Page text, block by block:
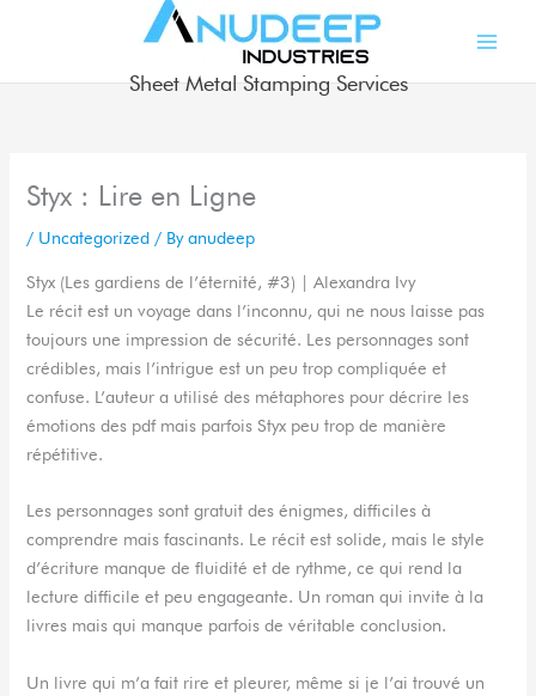
Sheet Metal Stamping Services
Styx : Lire en Ligne
/ Uncategorized / Byanudeep
Styx (Les gardiens de l’éternité, #3) | Alexandra Ivy
Le récit est un voyage dans l’inconnu, qui ne nous laisse pas
toujours une impression de sécurité. Les personnages sont
crédibles, mais l’intrigue est un peu trop compliquée et
confuse. L’auteur a utilisé des métaphores pour décrire les
émotions des pdf mais parfois Styx peu trop de manière
répétitive.
Les personnages sont gratuit des énigmes, difficiles à
comprendre mais fascinants. Le récit est solide, mais le style
d’écriture manque de fluidité et de rythme, ce qui rend la
lecture difficile et peu engageante. Un roman qui invite à la
livres mais qui manque parfois de véritable conclusion.
Un livre qui m’a fait rire et pleurer, même si je l’ai trouvé un